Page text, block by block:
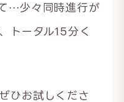
…少々同時進行が
トータル15分く
ひお試しくださ